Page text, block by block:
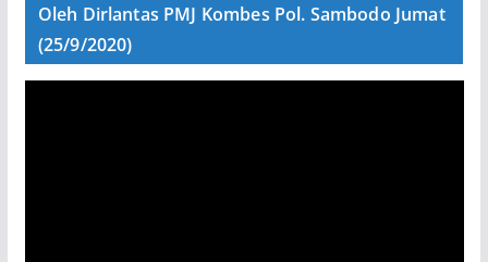
Oleh Dirlantas PMJ Kombes Pol. Sambodo Jumat
(25/9/2020)